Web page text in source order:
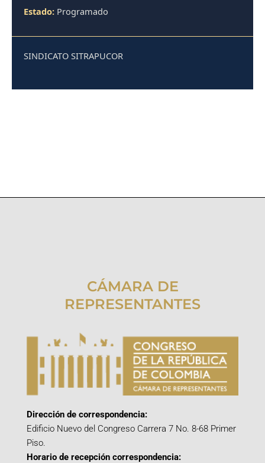
Estado: Programado
SINDICATO SITRAPUCOR
CÁMARA DE
REPRESENTANTES
Dirección de correspondencia:
Edificio Nuevo del Congreso Carrera 7 No. 8-68 Primer
Piso.
Horario de recepción correspondencia: